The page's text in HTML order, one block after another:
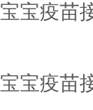
宝宝疫苗
宝宝疫苗